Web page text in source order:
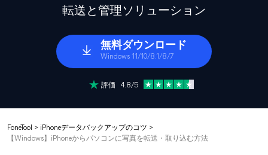
転送と管理ソリューション
無料ダウンロード
Windows 11/10/8.1/8/7
評価 4.8/5
FoneTool > iPhoneデータバックアップのコツ >
【Windows】iPhoneからパソコンに写真を転送・取り込む方法